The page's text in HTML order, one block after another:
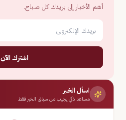
أهم الأخبار إلى بريدك كل صباح.
اشترك الآن
اسأل الخبر
مساعد ذكي يجيب من سياق الخبر فقط